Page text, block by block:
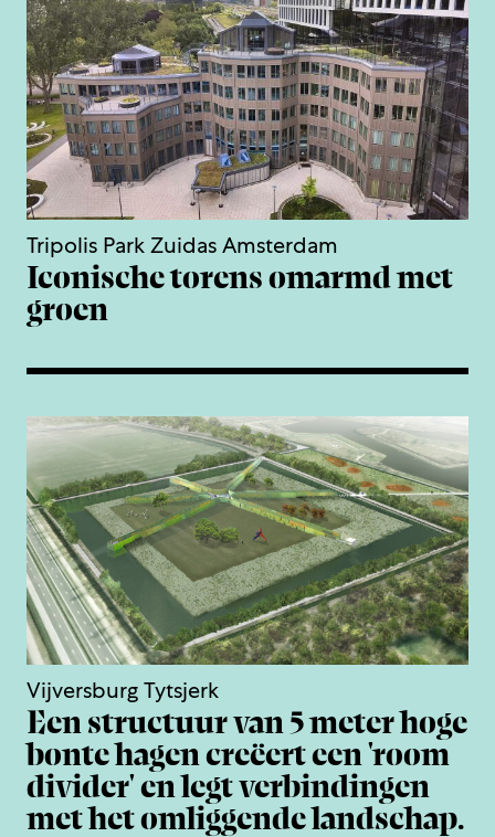
Tripolis Park Zuidas Amsterdam
Iconische torens omarmd met
groen
Vijversburg Tytsjerk
Een structuur van 5 meter hoge
bonte hagen creëert een 'room
divider' en legt verbindingen
met het omliggende landschap.